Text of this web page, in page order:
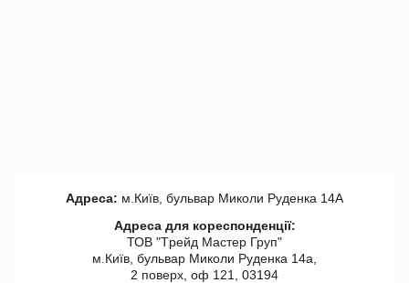
Адреса: м.Київ, бульвар Миколи Руденка 14А
Адреса для кореспонденції:
ТОВ "Tрейд Мастер Груп"
м.Київ, бульвар Миколи Руденка 14а,
2 поверх, оф 121, 03194